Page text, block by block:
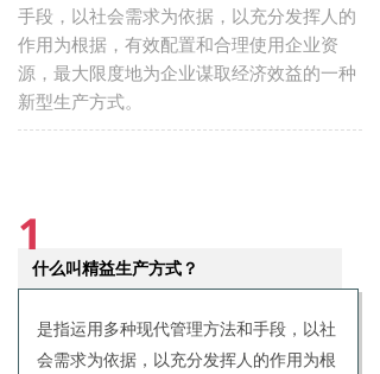
手段，以社会需求为依据，以充分发挥人的
作用为根据，有效配置和合理使用企业资
源，最大限度地为企业谋取经济效益的一种
新型生产方式。
1
什么叫精益生产方式？
是指运用多种现代管理方法和手段，以社
会需求为依据，以充分发挥人的作用为根